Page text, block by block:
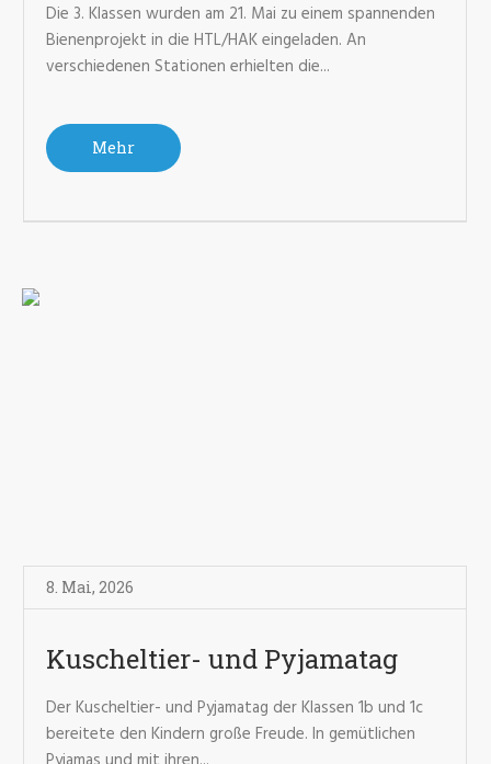
Die 3. Klassen wurden am 21. Mai zu einem spannenden
Bienenprojekt in die HTL/HAK eingeladen. An
verschiedenen Stationen erhielten die...
Mehr
8. Mai, 2026
Kuscheltier- und Pyjamatag
Der Kuscheltier- und Pyjamatag der Klassen 1b und 1c
bereitete den Kindern große Freude. In gemütlichen